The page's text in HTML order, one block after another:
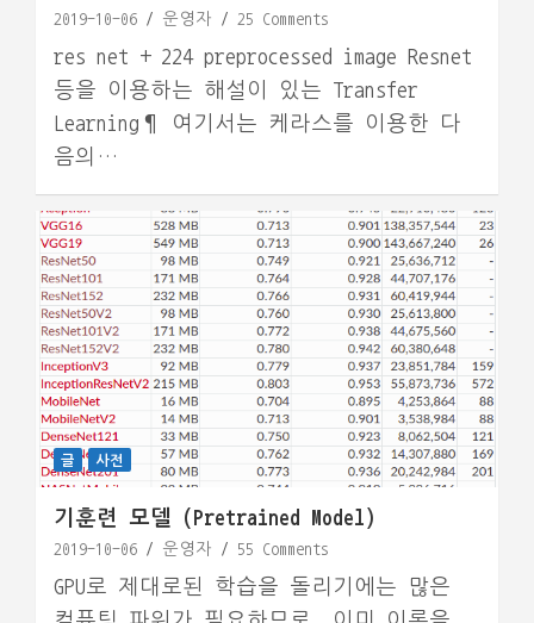
2019-10-06 운영자 25 Comments
res net + 224 preprocessed image Resnet
등을 이용하는 해설이 있는 Transfer
Learning¶ 여기서는 케라스를 이용한 다
음의…
글 사전
기훈련 모델 (Pretrained Model)
2019-10-06 운영자 55 Comments
GPU로 제대로된 학습을 돌리기에는 많은